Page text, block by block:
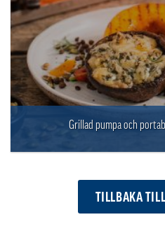
Grillad pumpa och
TILLBAKA